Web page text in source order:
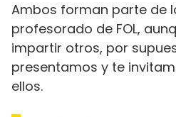
Ambos forman parte de
profesorado de FOL,
impartir otros, por
presentamos y te
ellos.